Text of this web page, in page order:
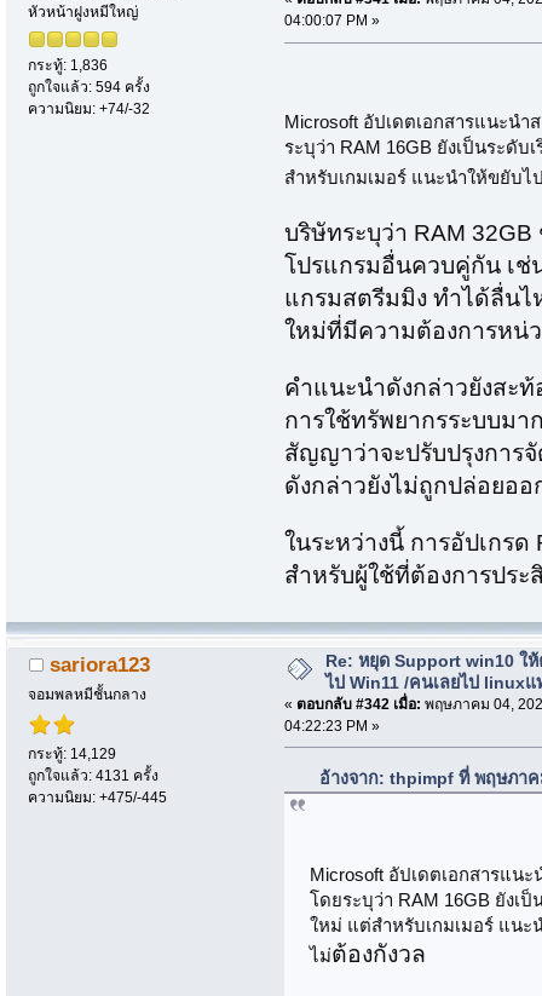
หัวหน้าฝูงหมีใหญ่
กระทู้: 1,836
ถูกใจแล้ว: 594 ครั้ง
ความนิยม: +74/-32
04:00:07 PM »
Microsoft อัปเดตเอกสารแนะนำ
ระบุว่า RAM 16GB ยังเป็นระดั
สำหรับเกมเมอร์ แนะนำให้ขยับไ
บริษัทระบุว่า RAM
โปรแกรมอื่นควบคู่กัน เช่
แกรมสตรีมมิง ทำได้ลื่นไ
ใหม่ที่มีความต้องการหน่
คำแนะนำดังกล่าวยังสะท้
การใช้ทรัพยากรระบบมา
สัญญาว่าจะปรับปรุงการ
ดังกล่าวยังไม่ถูกปล่อยออ
ในระหว่างนี้ การอัปเกรด
สำหรับผู้ใช้ที่ต้องการปร
sariora123
จอมพลหมีชั้นกลาง
กระทู้: 14,129
ถูกใจแล้ว: 4131 ครั้ง
ความนิยม: +475/-445
Re: หยุด Support win10 ใ
ไป Win11 /คนเลยไป linuxแ
« ตอบกลับ #342 เมื่อ: พฤษภาคม 04,
04:22:23 PM »
อ้างจาก: thpimpf ที่ พฤษภาค
Microsoft อัปเดตเอกสารแน
โดยระบุว่า RAM 16GB ยังเ
ใหม่ แต่สำหรับเกมเมอร์ แนะ
ไม่ต้องกังวล